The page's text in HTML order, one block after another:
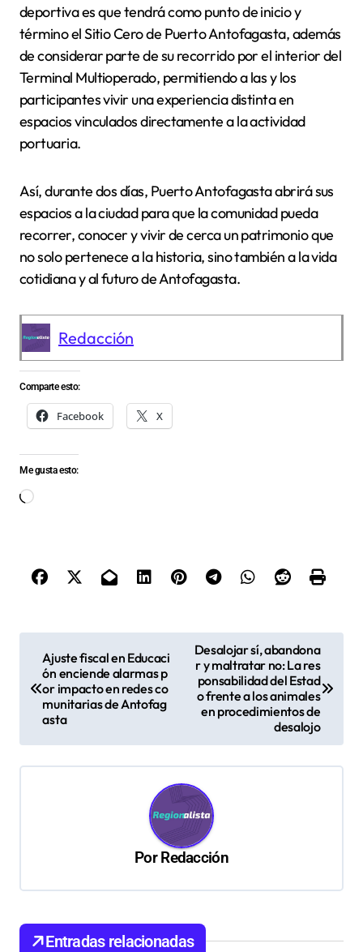
deportiva es que tendrá como punto de inicio y
término el Sitio Cero de Puerto Antofagasta, además
de considerar parte de su recorrido por el interior del
Terminal Multioperado, permitiendo a las y los
participantes vivir una experiencia distinta en
espacios vinculados directamente a la actividad
portuaria.
Así, durante dos días, Puerto Antofagasta abrirá sus
espacios a la ciudad para que la comunidad pueda
recorrer, conocer y vivir de cerca un patrimonio que
no solo pertenece a la historia, sino también a la vida
cotidiana y al futuro de Antofagasta.
Redacción
Comparte esto:
Facebook X
Me gusta esto:
Cargando...
g
n
Ajuste fiscal en Educaci
ón enciende alarmas p
or impacto en redes co
munitarias de Antofag
asta
Desalojar sí, abandona
r y maltratar no: La res
ponsabilidad del Estad
o frente a los animales
en procedimientos de
desalojo
PorRedacción
Entradas relacionadas